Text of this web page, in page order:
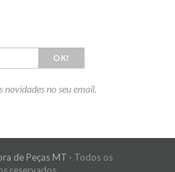
OK!
novidades no seu email.
de Peças MT · Todos os
reservados.